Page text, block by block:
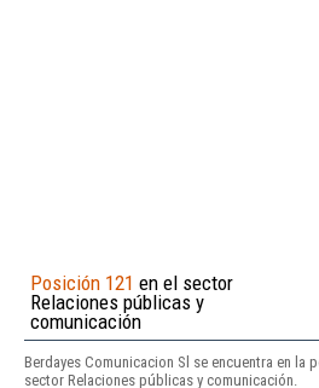
Posición 121 en el sector
Relaciones públicas y
comunicación
Berdayes Comunicacion Sl se encuentra en la
sector Relaciones públicas y comunicación.